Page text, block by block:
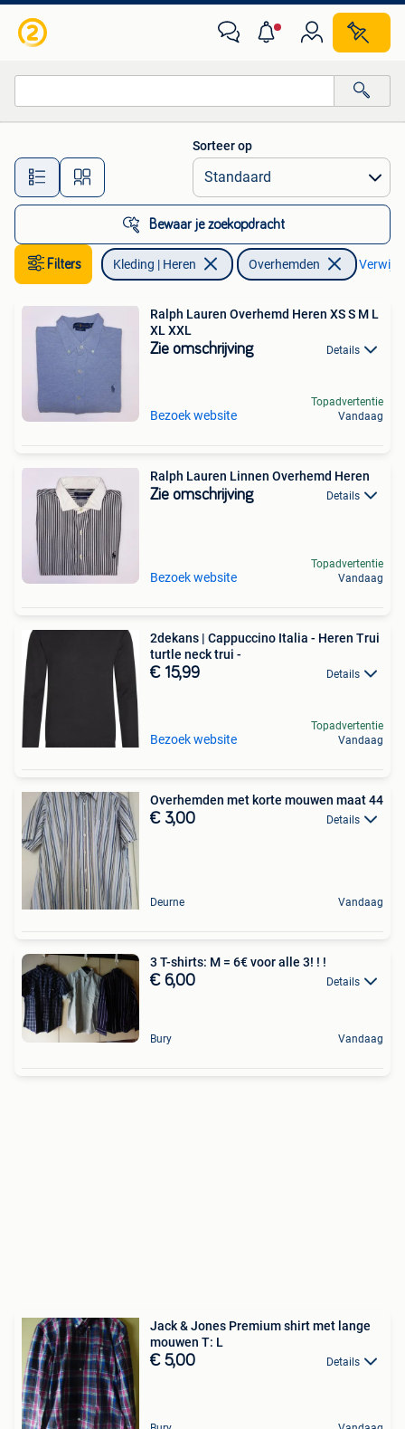
Alle afstanden…
Sorteer op
Bewaar je zoekopdracht
Filters Kleding | Heren Overhemden
Ralph Lauren Overhemd Heren XS S M L
XL XXL
Zie omschrijving Details
Bezoek website
Topadvertentie
Vandaag
Ralph Lauren Linnen Overhemd Heren
Zie omschrijving Details
Bezoek website
Topadvertentie
Vandaag
2dekans | Cappuccino Italia - Heren Trui
turtle neck trui -
€ 15,99 Details
Bezoek website
Topadvertentie
Vandaag
Overhemden met korte mouwen maat 44
€ 3,00 Details
Deurne Vandaag
3 T-shirts: M = 6€ voor alle 3! ! !
€ 6,00 Details
Bury Vandaag
Jack & Jones Premium shirt met lange
mouwen T: L
€ 5,00 Details